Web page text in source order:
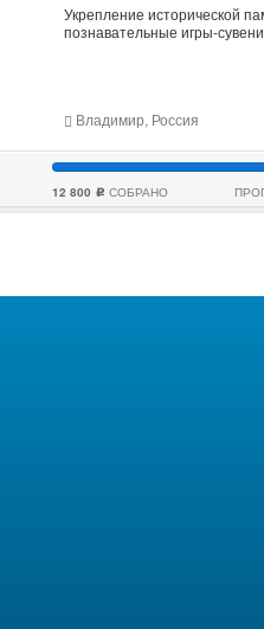
Укрепление исторической
познавательные игры-
Владимир, Россия
12 800 c СОБРАНО